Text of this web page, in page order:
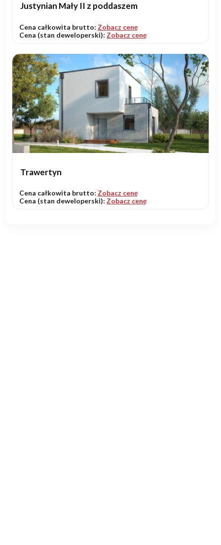
Justynian Mały II z poddaszem
Cena całkowita brutto: Zobacz cenę
Cena (stan deweloperski): Zobacz cenę
Trawertyn
Cena całkowita brutto: Zobacz cenę
Cena (stan deweloperski): Zobacz cenę